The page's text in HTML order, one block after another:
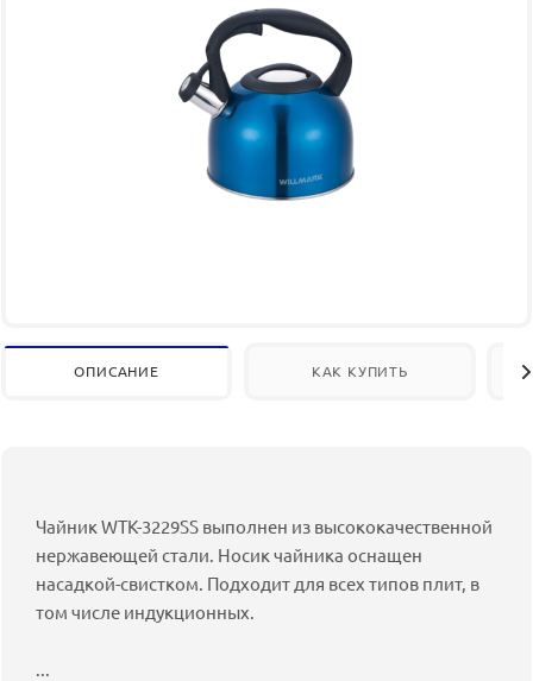
ОПИСАНИЕ КАК КУПИТЬ
Чайник WTK-3229SS выполнен из высококачественной
нержавеющей стали. Носик чайника оснащен
насадкой-свистком. Подходит для всех типов плит, в
том числе индукционных.
...